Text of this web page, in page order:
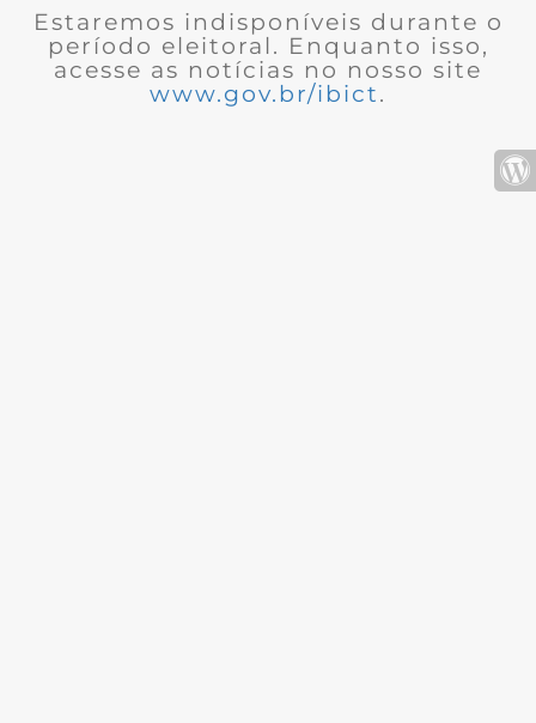
Estaremos indisponíveis durante o
período eleitoral. Enquanto isso,
acesse as notícias no nosso site
www.gov.br/ibict.